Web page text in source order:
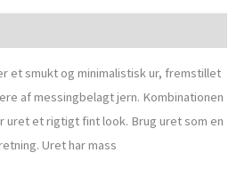
et smukt og minimalistisk ur, fremstillet
af messingbelagt jern. Kombinationen
uret et rigtigt fint look. Brug uret som en
Uret har mass